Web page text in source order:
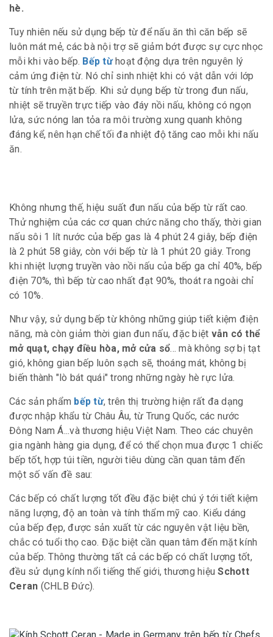
hè.
Tuy nhiên nếu sử dụng bếp từ để nấu ăn thì căn bếp sẽ
luôn mát mẻ, các bà nội trợ sẽ giảm bớt được sự cực nhọc
mỗi khi vào bếp. Bếp từhoạt động dựa trên nguyên lý
cảm ứng điện từ. Nó chỉ sinh nhiệt khi có vật dẫn với lớp
từ tính trên mặt bếp. Khi sử dụng bếp từ trong đun nấu,
nhiệt sẽ truyền trực tiếp vào đáy nồi nấu, không có ngọn
lửa, sức nóng lan tỏa ra môi trường xung quanh không
đáng kể, nên hạn chế tối đa nhiệt độ tăng cao mỗi khi nấu
ăn.
Không nhưng thế, hiệu suất đun nấu của bếp từ rất cao.
Thử nghiệm của các cơ quan chức năng cho thấy, thời gian
nấu sôi 1 lít nước của bếp gas là 4 phút 24 giây, bếp điện
là 2 phút 58 giây, còn với bếp từ là 1 phút 20 giây. Trong
khi nhiệt lượng truyền vào nồi nấu của bếp ga chỉ 40%, bếp
điện 70%, thì bếp từ cao nhất đạt 90%, thoát ra ngoài chỉ
có 10%.
Như vậy, sử dụng bếp từ không những giúp tiết kiệm điện
năng, mà còn giảm thời gian đun nấu, đặc biệt vẫn có thể
mở quạt, chạy điều hòa, mở cửa sổ... mà không sợ bị tạt
gió, không gian bếp luôn sạch sẽ, thoáng mát, không bị
biến thành "lò bát quái" trong những ngày hè rực lửa.
Các sản phẩm bếp từ, trên thị trường hiện rất đa dạng
được nhập khẩu từ Châu Âu, từ Trung Quốc, các nước
Đông Nam Á...và thương hiệu Việt Nam. Theo các chuyên
gia ngành hàng gia dụng, để có thể chọn mua được 1 chiếc
bếp tốt, hợp túi tiền, người tiêu dùng cần quan tâm đến
một số vấn đề sau:
Các bếp có chất lượng tốt đều đặc biệt chú ý tới tiết kiệm
năng lượng, độ an toàn và tính thẩm mỹ cao. Kiểu dáng
của bếp đẹp, được sản xuất từ các nguyên vật liệu bền,
chắc có tuổi thọ cao. Đặc biệt cần quan tâm đến mặt kính
của bếp. Thông thường tất cả các bếp có chất lượng tốt,
đều sử dụng kính nổi tiếng thế giới, thương hiệuSchott
Ceran (CHLB Đức).